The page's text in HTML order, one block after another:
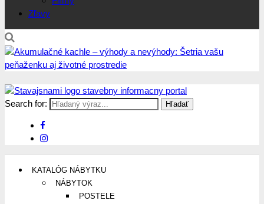
Zľavy
Stavajsnami.sk
Stavebníctvo, stavby, byty, domy a všetko o nich
Search for:
KATALÓG NÁBYTKU
NÁBYTOK
POSTELE